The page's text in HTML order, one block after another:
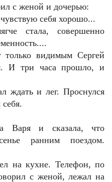
с женой и дочерью:
себя хорошо...
стала, совершенно
видимым Сергей
И три часа прошло, и
ждать и лег. Проснулся
Варя и сказала, что
ранним поездом.
на кухне. Телефон, по
с женой, лежал на